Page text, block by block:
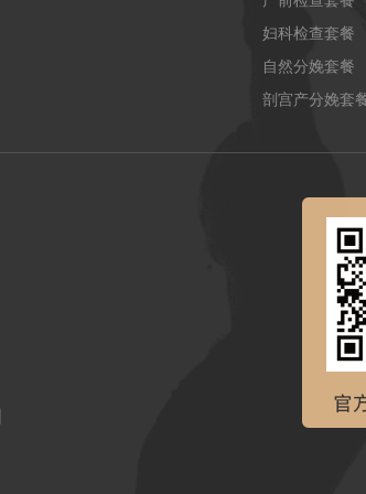
妇科检查套餐
自然分娩套餐
剖宫产分娩套